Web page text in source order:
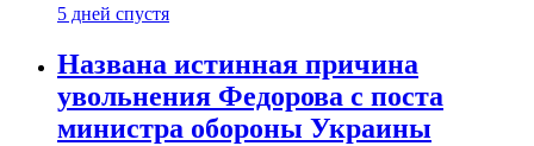
5 дней спустя
Названа истинная причина
увольнения Федорова с поста
министра обороны Украины